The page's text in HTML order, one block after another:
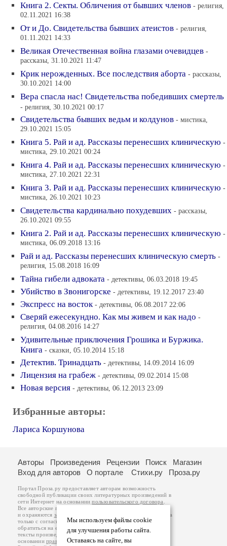
Книга 2. Секты. Обличения от бывших членов - религия,
02.11.2021 16:38
От и До. Свидетельства бывших атеистов - религия,
01.11.2021 14:33
Великая Отечественная война глазами очевидцев -
рассказы, 31.10.2021 11:47
Крик нерожденных. Все последствия аборта - рассказы,
30.10.2021 14:00
Вера спасла нас! Свидетельства победивших смертель
- религия, 30.10.2021 00:17
Свидетельства бывших ведьм и колдунов - мистика,
29.10.2021 15:05
Книга 5. Рай и ад. Рассказы перенесших клиническую -
мистика, 29.10.2021 00:24
Книга 4. Рай и ад. Рассказы перенесших клиническую -
мистика, 27.10.2021 22:31
Книга 3. Рай и ад. Рассказы перенесших клиническую -
мистика, 26.10.2021 10:23
Свидетельства кардинально похудевших - рассказы,
26.10.2021 09:55
Книга 2. Рай и ад. Рассказы перенесших клиническую -
мистика, 06.09.2018 13:16
Рай и ад. Рассказы перенесших клиническую смерть -
религия, 15.08.2018 16:09
Тайна гибели адвоката - детективы, 06.03.2018 19:45
Убийство в Звонигорске - детективы, 19.12.2017 23:40
Экспресс на восток - детективы, 06.08.2017 22:06
Сверяй ежесекундно. Как мы живем и как надо -
религия, 04.08.2016 14:27
Удивительные приключения Грошика и Буржика.
Книга - сказки, 05.10.2014 15:18
Детектив. Тринадцать - детективы, 14.09.2014 16:09
Лицензия на грабеж - детективы, 09.02.2014 15:08
Новая версия - детективы, 06.12.2013 23:09
Избранные авторы:
Лариса Коршунова
Мы используем файлы cookie
для улучшения работы сайта.
Оставаясь на сайте, вы
Авторы Произведения Рецензии Поиск
Магазин
Вход для авторов
О портале Стихи.ру Проза.ру
Портал Проза.ру предоставляет авторам возможность
свободной публикации своих литературных произведений в
сети Интернет на основаниипользовательского договора
Все авторские права на произведения принадлежат авторам
и охраняются законом
. Перепечатка произведений возможна
только с согласия его автора, к которому вы можете
обратиться на его авторской странице. Ответственность за
тексты произведений авторы несут самостоятельно на
основанииправил публикацииизаконодательства